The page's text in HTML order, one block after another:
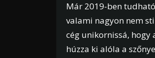
Már 2019-ben
valami nagyon nem
cég unikornissá, hogy
húzza ki alóla a